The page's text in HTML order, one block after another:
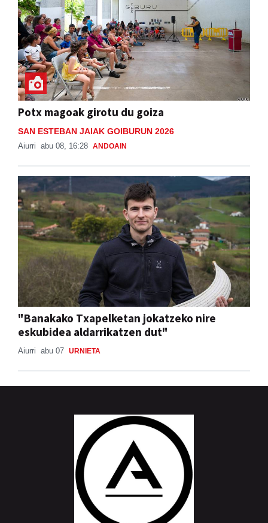
Potx magoak girotu du goiza
SAN ESTEBAN JAIAK GOIBURUN 2026
Aiurri abu 08, 16:28 ANDOAIN
"Banakako Txapelketan jokatzeko nire
eskubidea aldarrikatzen dut"
Aiurri abu 07 URNIETA